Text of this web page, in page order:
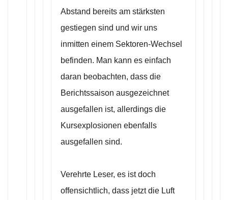
Abstand bereits am stärksten
gestiegen sind und wir uns
inmitten einem Sektoren-Wechsel
befinden. Man kann es einfach
daran beobachten, dass die
Berichtssaison ausgezeichnet
ausgefallen ist, allerdings die
Kursexplosionen ebenfalls
ausgefallen sind.
Verehrte Leser, es ist doch
offensichtlich, dass jetzt die Luft